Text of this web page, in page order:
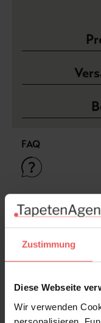
Zustimmung
Diese Webseite
Wir verwenden
FAQ
Sie haben Fragen
+49 (0)221 932
Produktgalerie
Varianten